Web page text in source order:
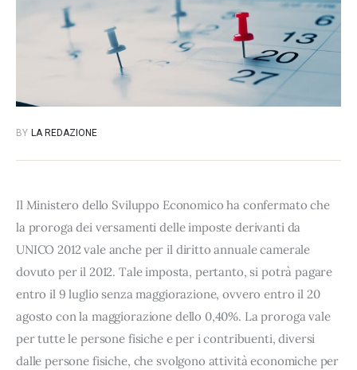
Contatti
BY LA REDAZIONE
Il Ministero dello Sviluppo Economico ha confermato che
la proroga dei versamenti delle imposte derivanti da
UNICO 2012 vale anche per il diritto annuale camerale
dovuto per il 2012. Tale imposta, pertanto, si potrà pagare
entro il 9 luglio senza maggiorazione, ovvero entro il 20
agosto con la maggiorazione dello 0,40%. La proroga vale
per tutte le persone fisiche e per i contribuenti, diversi
dalle persone fisiche, che svolgono attività economiche per